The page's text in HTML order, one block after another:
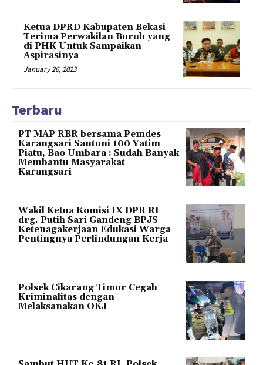
Ketua DPRD Kabupaten Bekasi
Terima Perwakilan Buruh yang
di PHK Untuk Sampaikan
Aspirasinya
January 26, 2023
Terbaru
PT MAP RBR bersama Pemdes
Karangsari Santuni 100 Yatim
Piatu, Bao Umbara : Sudah Banyak
Membantu Masyarakat
Karangsari
Wakil Ketua Komisi IX DPR RI
drg. Putih Sari Gandeng BPJS
Ketenagakerjaan Edukasi Warga
Pentingnya Perlindungan Kerja
Polsek Cikarang Timur Cegah
Kriminalitas dengan
Melaksanakan OKJ